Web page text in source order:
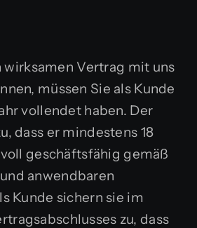
Vertrag mit uns
müssen Sie als Kunde
vollendet haben. Der
dass er mindestens 18
geschäftsfähig gemäß
anwendbaren
Kunde sichern sie im
zu, dass